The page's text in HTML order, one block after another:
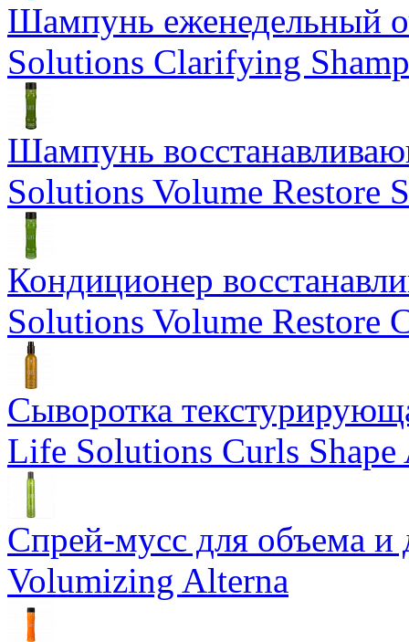
Шампунь еженедельный
Solutions Clarifying
Шампунь
Solutions Volume Restore
Кондиционер
Solutions Volume Restore
Сыворотка
Life Solutions Curls
Спрей-мусс для объема и
Volumizing Alterna